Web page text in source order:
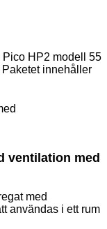
Pico HP2 modell 55
innehåller
ventilation med
med
användas i ett rum